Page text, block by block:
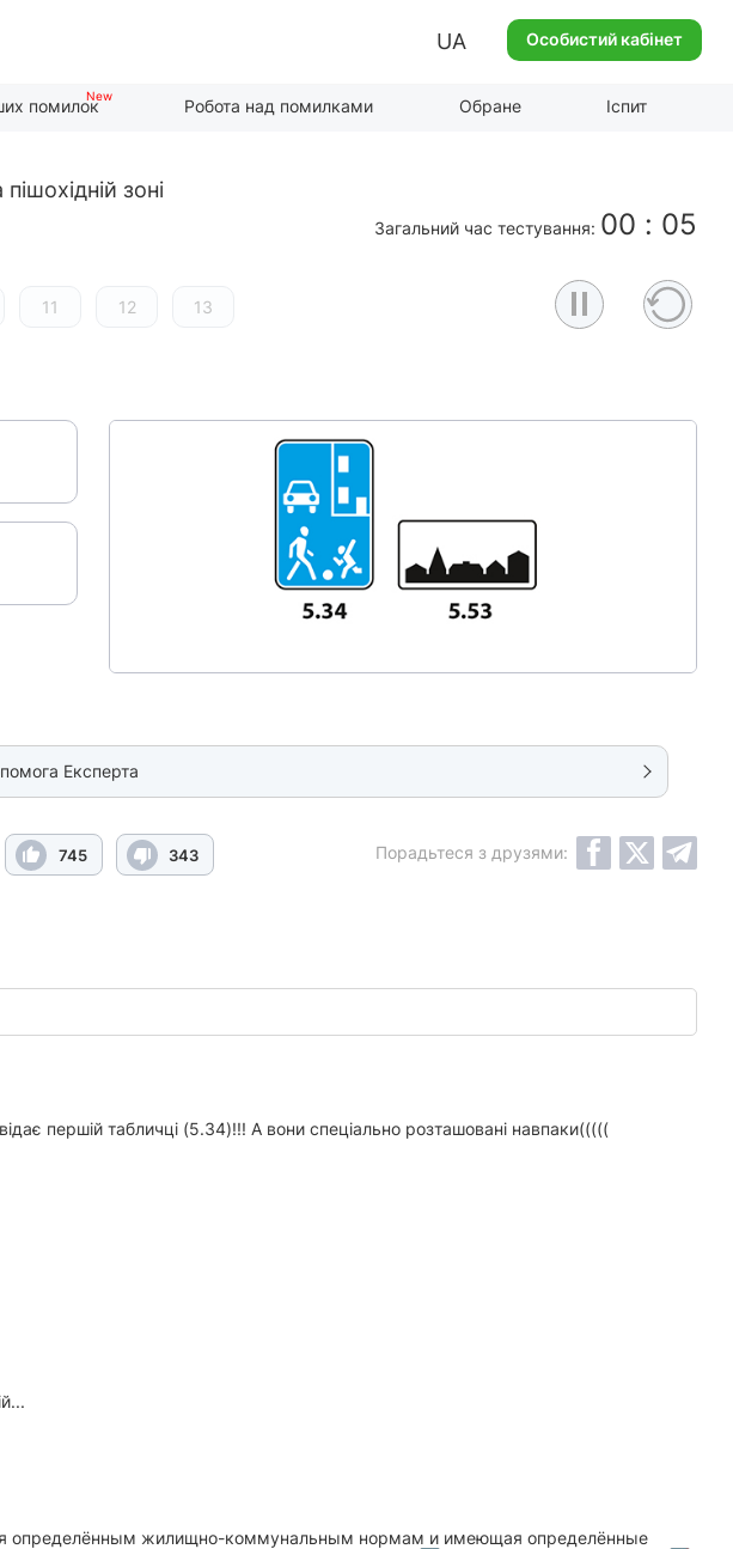
UA Особистий кабінет
помилок Робота над помилками Обране Іспит
зоні
Загальний час тестування: 00 : 06
11 12 13
Експерта
745 343 Порадьтеся з друзями:
першій табличці (5.34)!!! А вони спеціально розташовані навпаки(((((
определённым жилищно-коммунальным нормам и имеющая определённые